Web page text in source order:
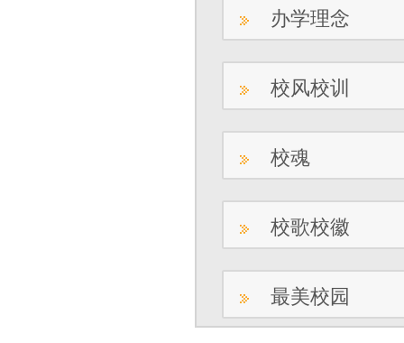
办学理念
校风校训
校魂
校歌校徽
最美校园